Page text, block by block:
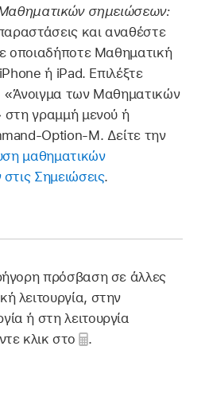
σημειώσεων:
και αναθέστε
οποιαδήποτε Μαθηματική
ή iPad. Επιλέξτε
των Μαθηματικών
γραμμή μενού ή
Option-M. Δείτε την
μαθηματικών
Σημειώσεις.
πρόσβαση σε άλλες
λειτουργία, στην
ή στη λειτουργία
κλικ στο
.